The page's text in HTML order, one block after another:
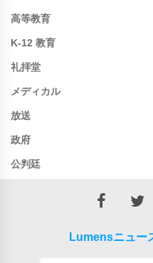
高等教育
K-12 教育
礼拝堂
メディカル
放送
政府
公判廷
Lumensニュー